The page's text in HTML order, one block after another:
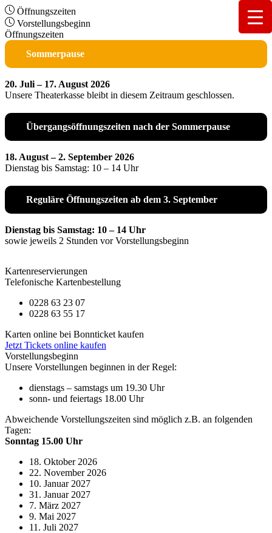
Öffnungszeiten
Vorstellungsbeginn
Öffnungszeiten
Sommerpause
20. Juli – 17. August 2026
Unsere Theaterkasse bleibt in diesem Zeitraum geschlossen.
Übergangsöffnungszeiten nach der Sommerpause
18. August – 2. September 2026
Dienstag bis Samstag: 10 – 14 Uhr
Reguläre Öffnungszeiten ab dem 3. September
Dienstag bis Samstag: 10 – 14 Uhr
sowie jeweils 2 Stunden vor Vorstellungsbeginn
Kartenreservierungen
Telefonische Kartenbestellung
0228 63 23 07
0228 63 55 17
Karten online bei Bonnticket kaufen
Jetzt Tickets online kaufen
Vorstellungsbeginn
Unsere Vorstellungen beginnen in der Regel:
dienstags – samstags um 19.30 Uhr
sonn- und feiertags 18.00 Uhr
Abweichende Vorstellungszeiten sind möglich z.B. an folgenden
Tagen:
Sonntag 15.00 Uhr
18. Oktober 2026
22. November 2026
10. Januar 2027
31. Januar 2027
7. März 2027
9. Mai 2027
11. Juli 2027